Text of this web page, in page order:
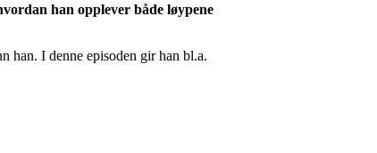
han opplever både løypene
han. I denne episoden gir han bl.a.